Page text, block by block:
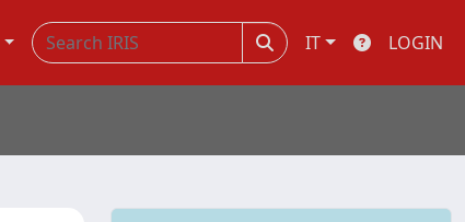
IT LOGIN